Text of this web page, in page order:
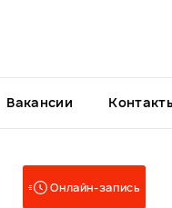
Вакансии
Онлайн-запись